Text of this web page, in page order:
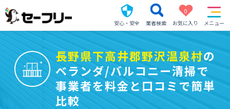
安心・安全 業者検索
0
お気に入り
メニュー
長野県下高井郡野沢温泉村の
ベランダ/バルコニー清掃で
事業者を料金と口コミで簡単
比較